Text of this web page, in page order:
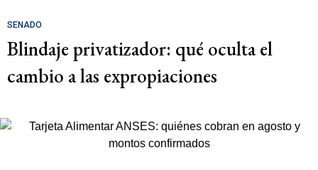
SENADO
Blindaje privatizador: qué oculta el
cambio a las expropiaciones